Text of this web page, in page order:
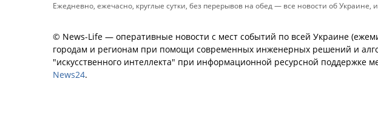
Ежедневно, ежечасно, круглые сутки, без перерывов на обед — все новости об
© News-Life — оперативные новости с мест событий по всей Украине
городам и регионам при помощи современных инженерных решений и
"искусственного интеллекта" при информационной ресурсной поддержке
News24.